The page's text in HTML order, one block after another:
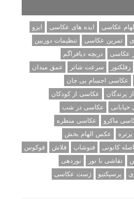
عکاسی ایده های عکاسی
ایزو
تمرین عکاسی
تنظیمات دوربین
عکاسی
دریچه دیافراگم
رفلکتور سرعت شاتر
عمق میدان
عکاسی اجسام بی جان
پرندگان
عکاسی از کودکان
عکاسی در شب
ماکرو
عکاسی منظره
عکس الهام بخش
کانونی فتوشاپ فلاش
فوکوس
نقاشی با نور
نوردهی
پرسپکتیو ژست عکاسی